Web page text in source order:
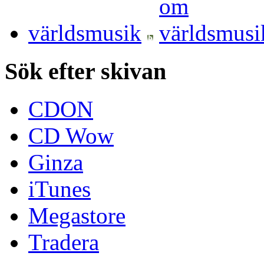
världsmusik
Sök efter skivan
CDON
CD Wow
Ginza
iTunes
Megastore
Tradera